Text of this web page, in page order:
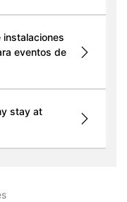
instalaciones
eventos de
stay at